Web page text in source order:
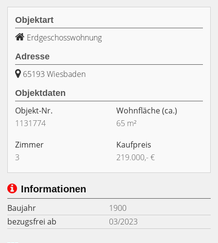
Objektart
Erdgeschosswohnung
Adresse
65193 Wiesbaden
Objektdaten
Objekt-Nr.
1131774
Wohnfläche(ca.)
65 m²
Zimmer
3
Kaufpreis
219.000,- €
Informationen
Baujahr
1900
bezugsfrei ab
03/2023